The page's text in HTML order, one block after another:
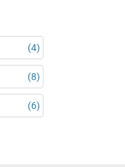
(4)
(8)
(6)